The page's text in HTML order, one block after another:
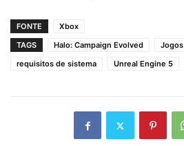
FONTE
Xbox
TAGS
Halo: Campaign Evolved Jogos
requisitos de sistema
Unreal Engine 5